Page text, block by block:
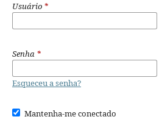
Usuário *
Senha *
Esqueceu a senha?
Mantenha-me conectado